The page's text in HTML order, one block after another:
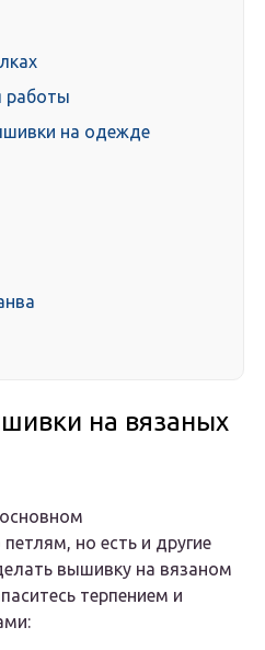
работы
на одежде
на вязаных
но есть и другие
вышивку на вязаном
терпением и